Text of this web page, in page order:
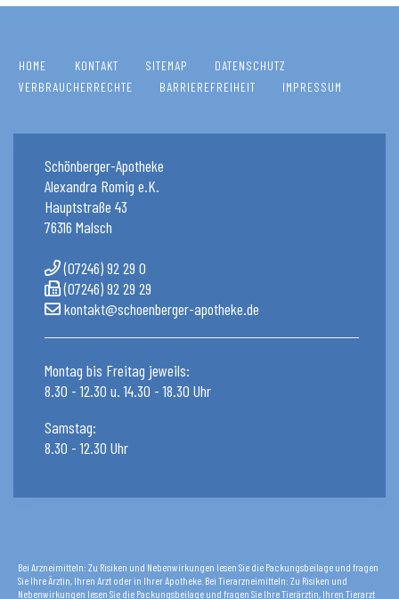
HOME KONTAKT SITEMAP
DATENSCHUTZ
VERBRAUCHERRECHTE
BARRIEREFREIHEIT IMPRESSUM
Schönberger-Apotheke
Alexandra Romig e.K.
Hauptstraße 43
76316 Malsch
(07246) 92 29 0
(07246) 92 29 29
kontakt@schoenberger-apotheke.de
Montag bis Freitag jeweils:
8.30 - 12.30 u. 14.30 - 18.30 Uhr
Samstag:
8.30 - 12.30 Uhr
Bei Arzneimitteln: Zu Risiken und Nebenwirkungen lesen Sie die Packungsbeilage und fragen
Sie Ihre Ärztin, Ihren Arzt oder in Ihrer Apotheke. Bei Tierarzneimitteln: Zu Risiken und
Nebenwirkungen lesen Sie die Packungsbeilage und fragen Sie Ihre Tierärztin, Ihren Tierarzt